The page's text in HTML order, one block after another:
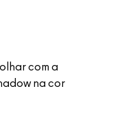
com a
na cor